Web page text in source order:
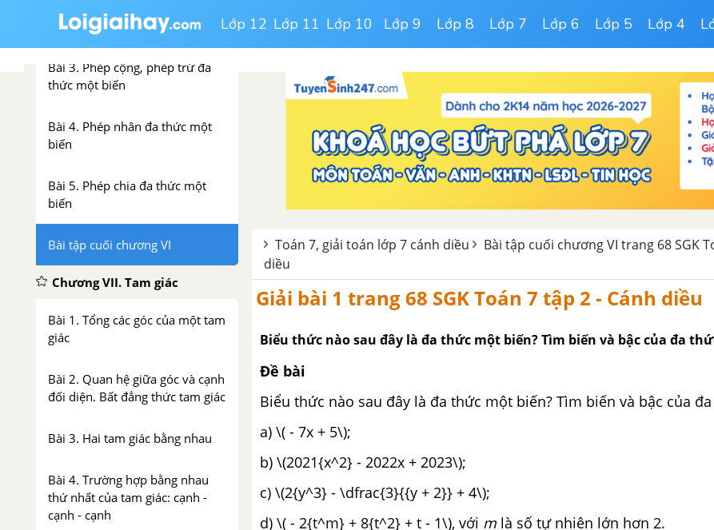
Lớp 12 Lớp 11 Lớp 10 Lớp 9 Lớp 8 Lớp 7 Lớp 6 Lớp 5 Lớp 4
Nghiệm của đa thức một biến
Bài 3. Phép cộng, phép trừ đa
thức một biến
Bài 4. Phép nhân đa thức một
biến
Bài 5. Phép chia đa thức một
biến
Bài tập cuối chương VI
Chương VII. Tam giác
Bài 1. Tổng các góc của một tam
giác
Bài 2. Quan hệ giữa góc và cạnh
đối diện. Bất đẳng thức tam giác
Bài 3. Hai tam giác bằng nhau
Bài 4. Trường hợp bằng nhau
thứ nhất của tam giác: cạnh -
cạnh - cạnh
Toán 7, giải toán lớp 7 cánh diều
Bài tập cuối chương VI trang 68 SGK
diều
Giải bài 1 trang 68 SGK Toán 7 tập 2 - Cánh diều
Biểu thức nào sau đây là đa thức một biến? Tìm biến và bậc của đa
Đề bài
Biểu thức nào sau đây là đa thức một biến? Tìm biến và bậc của
a) \( - 7x + 5\);
b) \(2021{x^2} - 2022x + 2023\);
c) \(2{y^3} - \dfrac{3}{{y + 2}} + 4\);
d) \( - 2{t^m} + 8{t^2} + t - 1\), với m là số tự nhiên lớn hơn 2.